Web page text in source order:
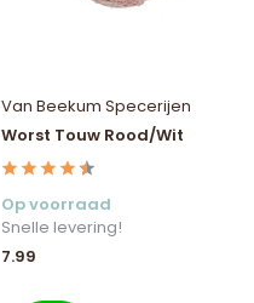
Van Beekum Specerijen
Worst Touw Rood/Wit
Op voorraad
Snelle levering!
7.99